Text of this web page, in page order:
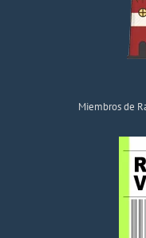
Miembros de